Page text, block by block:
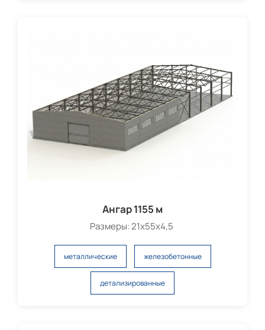
Ангар 1155 м
Размеры: 21х55х4,5
металлические железобетонные
детализированные